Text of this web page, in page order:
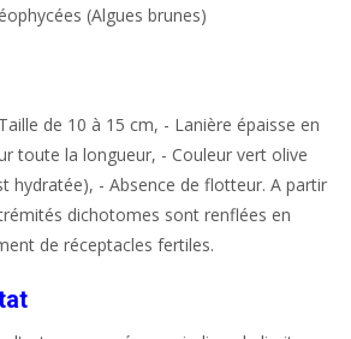
(Algues brunes)
de 10 à 15 cm, - Lanière épaisse en
toute la longueur, - Couleur vert olive
hydratée), - Absence de flotteur. A partir
dichotomes sont renflées en
de réceptacles fertiles.